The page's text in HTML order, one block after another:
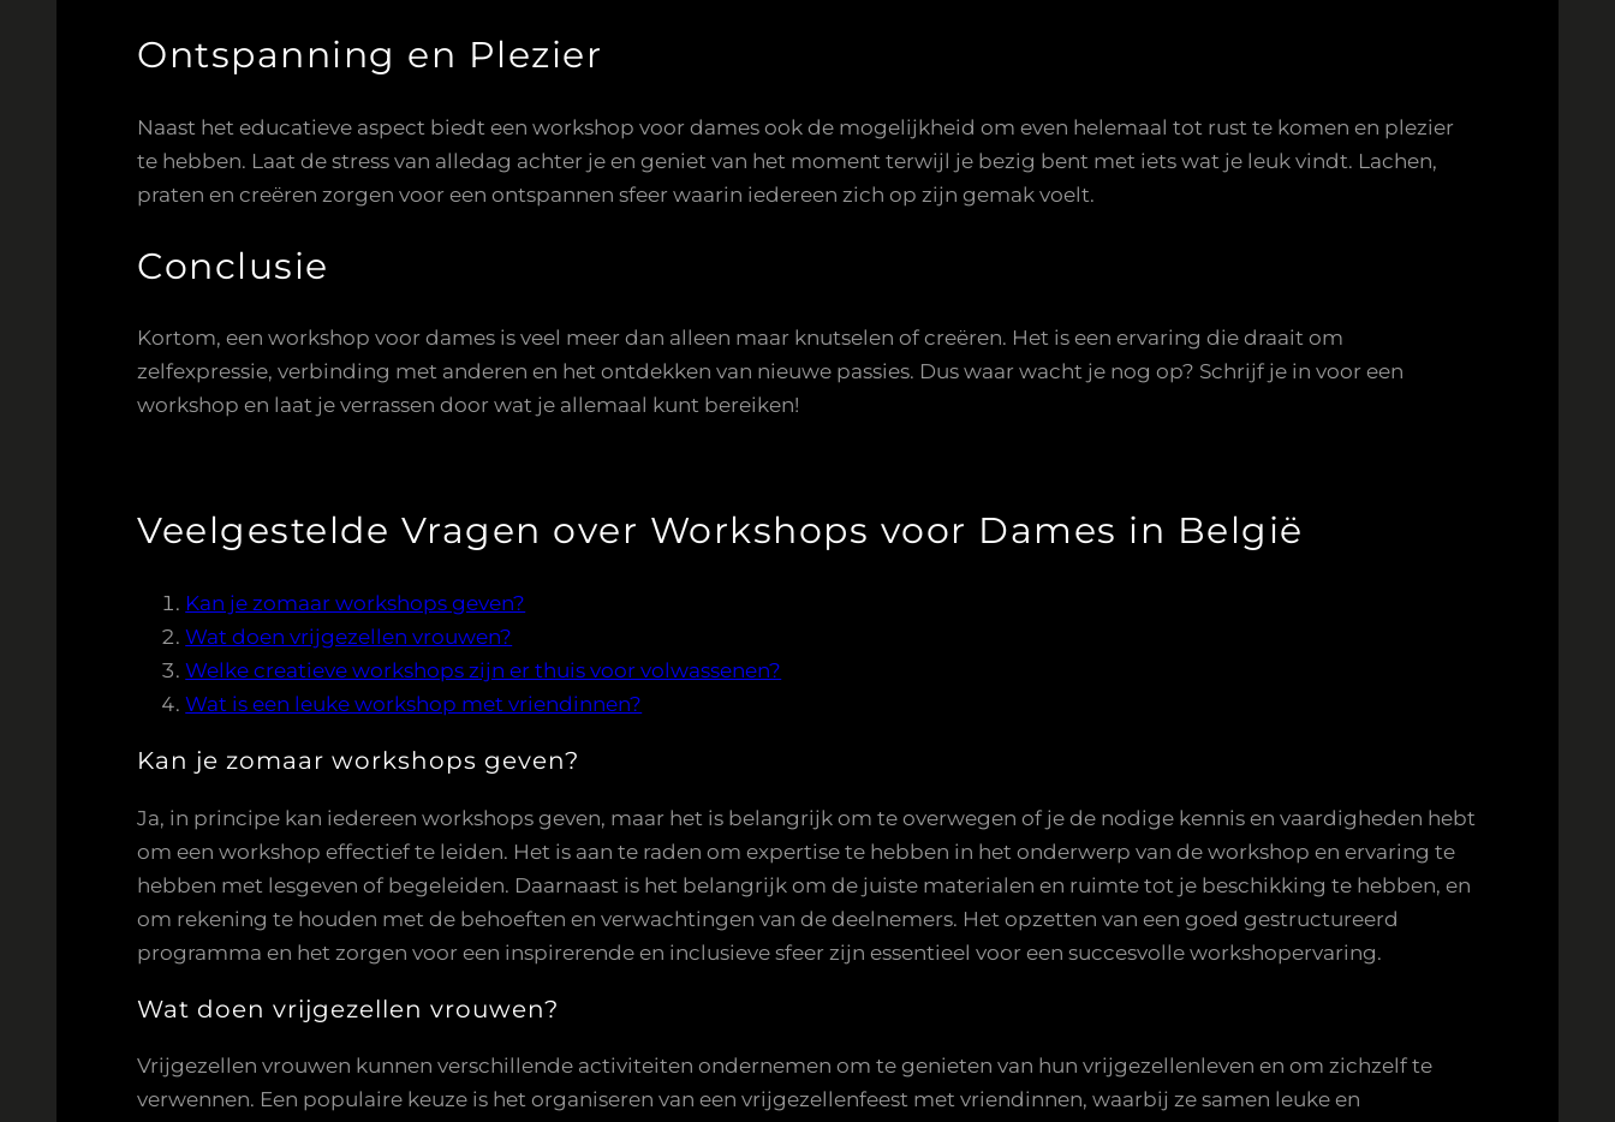
Ontspanning en Plezier
Naast het educatieve aspect biedt een workshop voor dames ook de mogelijkheid om even helemaal tot rust te komen en plezier
te hebben. Laat de stress van alledag achter je en geniet van het moment terwijl je bezig bent met iets wat je leuk vindt. Lachen,
praten en creëren zorgen voor een ontspannen sfeer waarin iedereen zich op zijn gemak voelt.
Conclusie
Kortom, een workshop voor dames is veel meer dan alleen maar knutselen of creëren. Het is een ervaring die draait om
zelfexpressie, verbinding met anderen en het ontdekken van nieuwe passies. Dus waar wacht je nog op? Schrijf je in voor een
workshop en laat je verrassen door wat je allemaal kunt bereiken!
Veelgestelde Vragen over Workshops voor Dames in België
Kan je zomaar workshops geven?
Wat doen vrijgezellen vrouwen?
Welke creatieve workshops zijn er thuis voor volwassenen?
Wat is een leuke workshop met vriendinnen?
Kan je zomaar workshops geven?
Ja, in principe kan iedereen workshops geven, maar het is belangrijk om te overwegen of je de nodige kennis en vaardigheden hebt
om een workshop effectief te leiden. Het is aan te raden om expertise te hebben in het onderwerp van de workshop en ervaring te
hebben met lesgeven of begeleiden. Daarnaast is het belangrijk om de juiste materialen en ruimte tot je beschikking te hebben, en
om rekening te houden met de behoeften en verwachtingen van de deelnemers. Het opzetten van een goed gestructureerd
programma en het zorgen voor een inspirerende en inclusieve sfeer zijn essentieel voor een succesvolle workshopervaring.
Wat doen vrijgezellen vrouwen?
Vrijgezellen vrouwen kunnen verschillende activiteiten ondernemen om te genieten van hun vrijgezellenleven en om zichzelf te
verwennen. Een populaire keuze is het organiseren van een vrijgezellenfeest met vriendinnen, waarbij ze samen leuke en